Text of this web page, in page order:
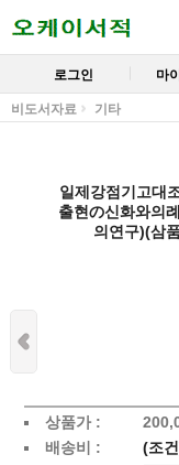
로그인 마
비도서자료 기타
일제강점기고대
출현の신화와의
의연구)(삼
상품가 :
배송비 :
(조